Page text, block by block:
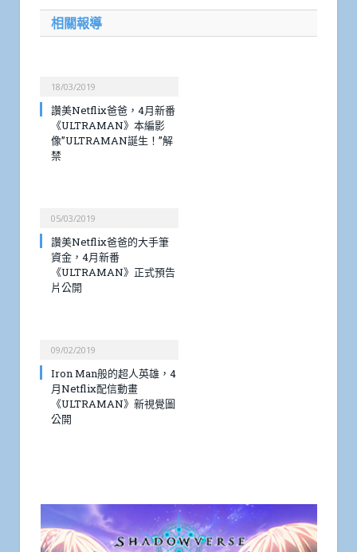
相關報導
18/03/2019
讚美Netflix爸爸，4月新番
《ULTRAMAN》本編影
像”ULTRAMAN誕生！”解
禁
05/03/2019
讚美Netflix爸爸的大手筆
資金，4月新番
《ULTRAMAN》正式預告
片公開
09/02/2019
Iron Man般的超人英雄，4
月Netflix配信動畫
《ULTRAMAN》新視覺圖
公開